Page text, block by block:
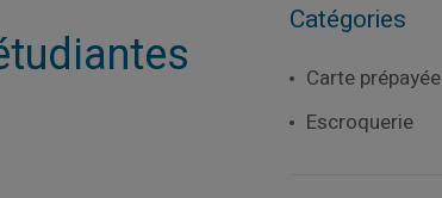
Catégories
Carte prépayée
Escroquerie